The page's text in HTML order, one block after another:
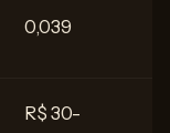
0,039
R$ 30-